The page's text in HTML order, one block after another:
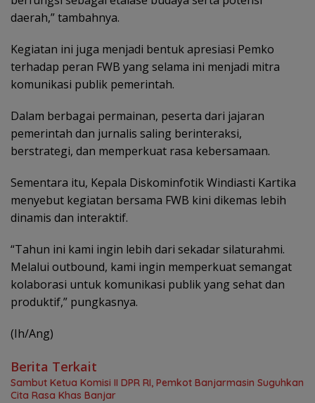
daerah,” tambahnya.
Kegiatan ini juga menjadi bentuk apresiasi Pemko
terhadap peran FWB yang selama ini menjadi mitra
komunikasi publik pemerintah.
Dalam berbagai permainan, peserta dari jajaran
pemerintah dan jurnalis saling berinteraksi,
berstrategi, dan memperkuat rasa kebersamaan.
Sementara itu, Kepala Diskominfotik Windiasti Kartika
menyebut kegiatan bersama FWB kini dikemas lebih
dinamis dan interaktif.
“Tahun ini kami ingin lebih dari sekadar silaturahmi.
Melalui outbound, kami ingin memperkuat semangat
kolaborasi untuk komunikasi publik yang sehat dan
produktif,” pungkasnya.
(Ih/Ang)
Berita Terkait
Sambut Ketua Komisi II DPR RI, Pemkot Banjarmasin Suguhkan
Cita Rasa Khas Banjar